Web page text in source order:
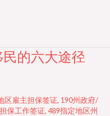
的六大途径
区雇主担保签证, 190州政府/
保工作签证, 489指定地区州